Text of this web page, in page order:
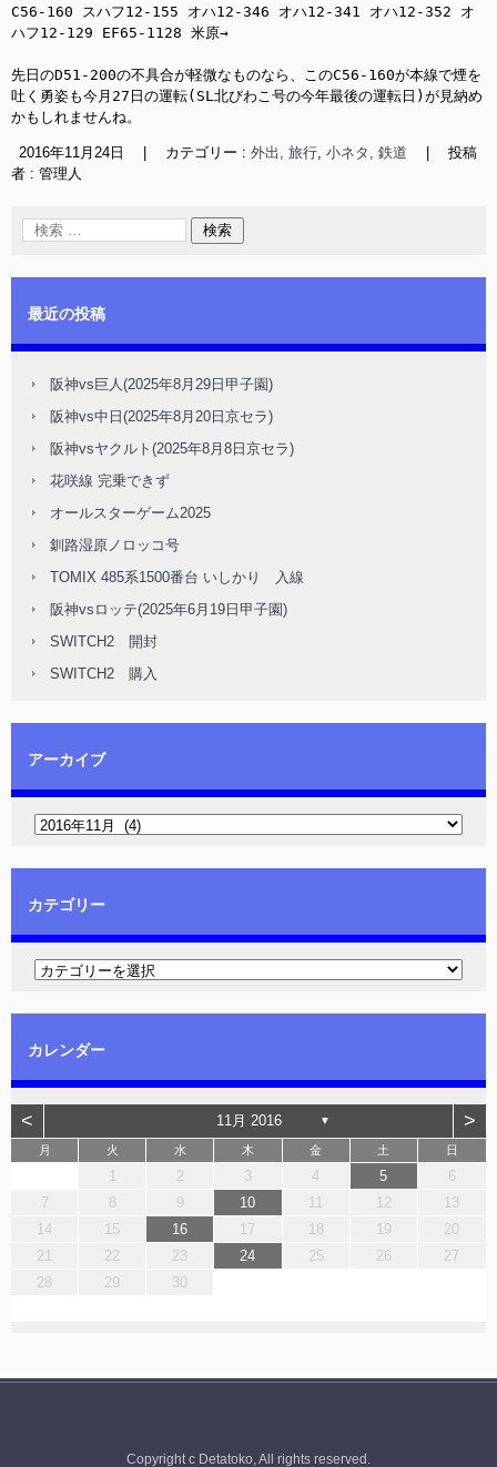
C56-160 スハフ12-155 オハ12-346 オハ12-341 オハ12-352 オ
ハフ12-129 EF65-1128 米原→
先日のD51-200の不具合が軽微なものなら、このC56-160が本線で煙を
吐く勇姿も今月27日の運転(SL北びわこ号の今年最後の運転日)が見納め
かもしれませんね。
2016年11月24日 カテゴリー : 外出, 旅行, 小ネタ, 鉄道
投稿
者 : 管理人
最近の投稿
阪神vs巨人(2025年8月29日甲子園)
阪神vs中日(2025年8月20日京セラ)
阪神vsヤクルト(2025年8月8日京セラ)
花咲線 完乗できず
オールスターゲーム2025
釧路湿原ノロッコ号
TOMIX 485系1500番台 いしかり 入線
阪神vsロッテ(2025年6月19日甲子園)
SWITCH2 開封
SWITCH2 購入
アーカイブ
カテゴリー
カレンダー
< 11月 2016 ▼ >
月 火 水 木 金 土 日
1 2 3 4 5
6
7
8 9 10 11 12
13
14
15 16 17 18 19
20
21
22 23 24 25 26
27
28
29 30
Copyright c Detatoko, All rights reserved.